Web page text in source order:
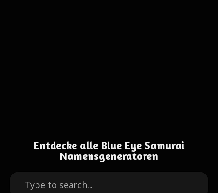
Entdecke alle Blue Eye Samurai
Namensgeneratoren